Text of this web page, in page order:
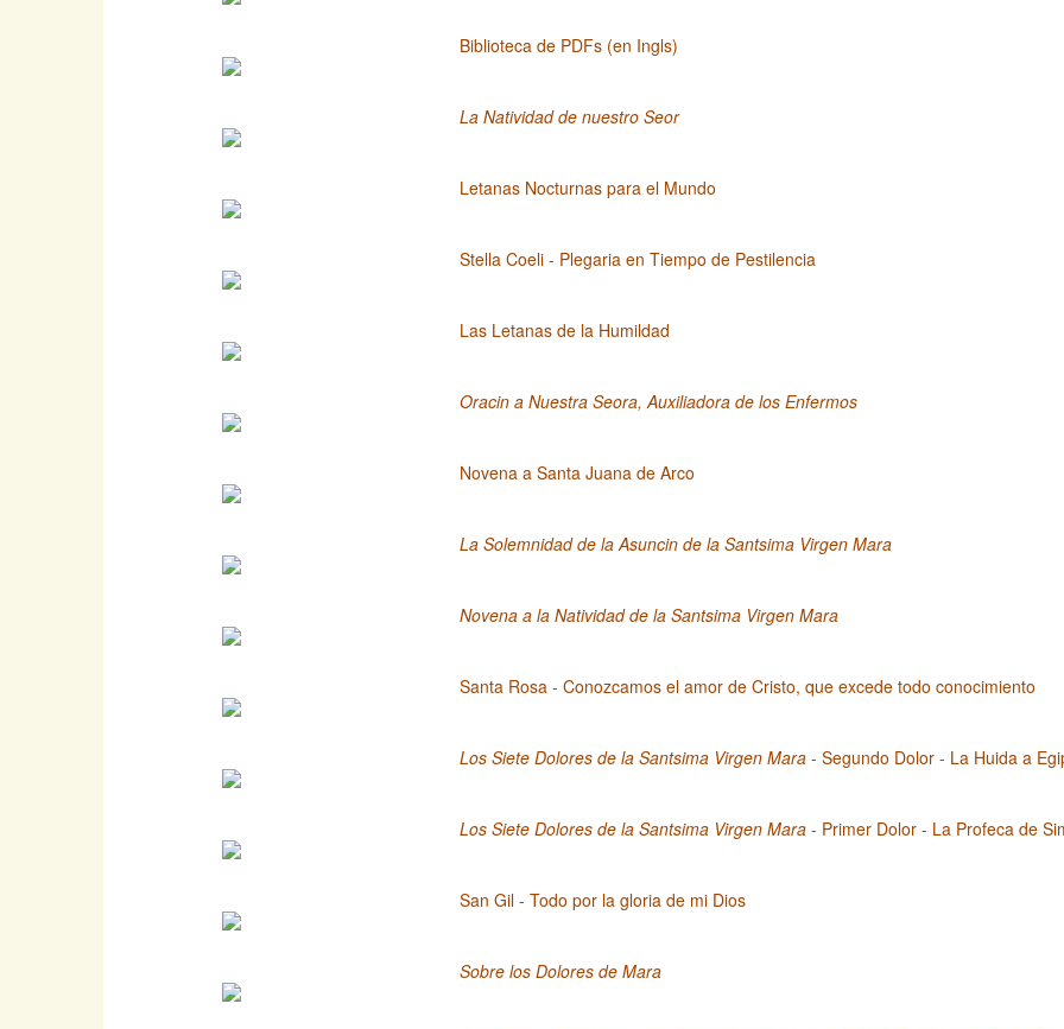
Biblioteca de PDFs (en Ingls)
La Natividad de nuestro Seor
Letanas Nocturnas para el Mundo
Stella Coeli - Plegaria en Tiempo de Pestilencia
Las Letanas de la Humildad
Oracin a Nuestra Seora, Auxiliadora de los Enfermos
Novena a Santa Juana de Arco
La Solemnidad de la Asuncin de la Santsima Virgen Mara
Novena a la Natividad de la Santsima Virgen Mara
Santa Rosa - Conozcamos el amor de Cristo, que excede todo conocimiento
Los Siete Dolores de la Santsima Virgen Mara - Segundo Dolor - La Huida a
Los Siete Dolores de la Santsima Virgen Mara - Primer Dolor - La Profeca de
San Gil - Todo por la gloria de mi Dios
Sobre los Dolores de Mara